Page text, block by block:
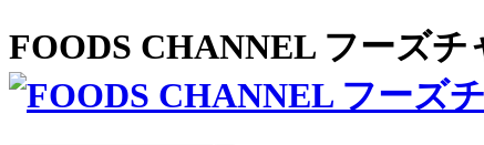
FOODS CHANNEL フーズ